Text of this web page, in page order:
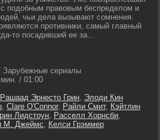
с подобным правовым беспределом и
чьи дела вызывают сомнения.
противники, самый главный
то посадивший ее за...
сериалы
/ 01:00
Рашаад Эрнесто Грин, Элоди Кин
, Clare O'Connor, Райли Смит, Кэйтлин
Лидстоун, Расселл Хорнсби,
М. Джеймс, Келси Грэммер